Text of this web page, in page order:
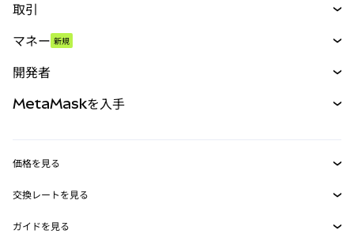
取引
パーペチュアル
RWA
マネー 新規
開発者
MetaMask Connect
Snaps
MetaMaskを入手
セキュリティ
価格を見る
イーサリアムの価格
Solanaの価格
交換レートを見る
ETH→USD
ガイドを見る